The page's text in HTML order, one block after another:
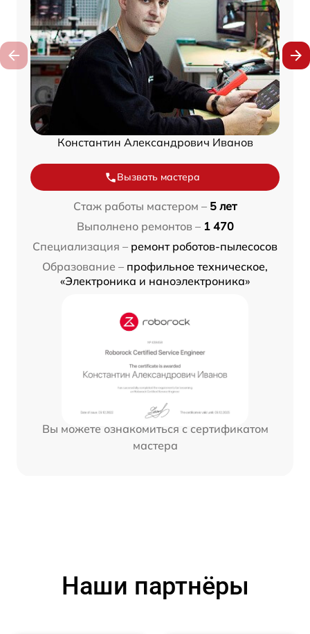
Константин Александрович Иванов
Вызвать мастера
Стаж работы мастером – 5 лет
Выполнено ремонтов – 1 470
Специализация – ремонт роботов-пылесосов
Образование – профильное техническое,
«Электроника и наноэлектроника»
Вы можете ознакомиться с сертификатом
мастера
Наши партнёры